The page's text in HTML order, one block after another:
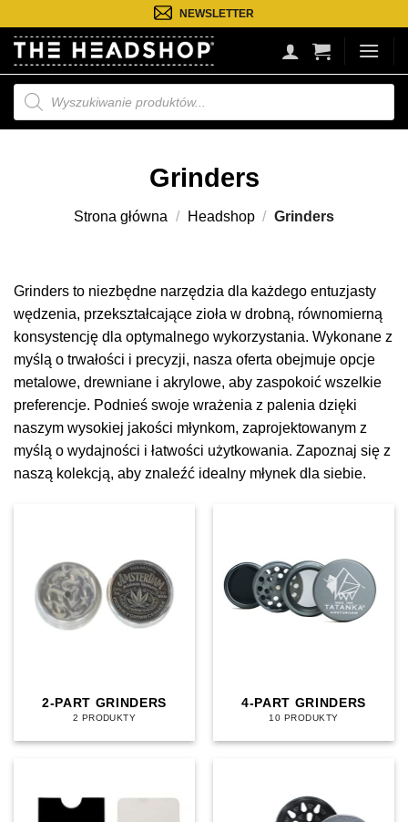
do
treści
NEWSLETTER
Wyszukiwarka
produktów
Grinders
Strona główna / Headshop / Grinders
Grinders to niezbędne narzędzia dla każdego entuzjasty
wędzenia, przekształcające zioła w drobną, równomierną
konsystencję dla optymalnego wykorzystania. Wykonane z
myślą o trwałości i precyzji, nasza oferta obejmuje opcje
metalowe, drewniane i akrylowe, aby zaspokoić wszelkie
preferencje. Podnieś swoje wrażenia z palenia dzięki
naszym wysokiej jakości młynkom, zaprojektowanym z
myślą o wydajności i łatwości użytkowania. Zapoznaj się z
naszą kolekcją, aby znaleźć idealny młynek dla siebie.
2-PART GRINDERS
2 PRODUKTY
4-PART GRINDERS
10 PRODUKTY